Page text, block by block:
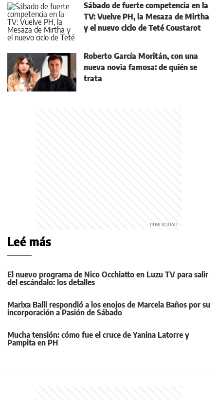
Sábado de fuerte competencia en la
TV: Vuelve PH, la Mesaza de Mirtha
y el nuevo ciclo de Teté Coustarot
Roberto García Moritán, con una
nueva novia famosa: de quién se
trata
Leé más
El nuevo programa de Nico Occhiatto en Luzu TV para salir
del escándalo: los detalles
Marixa Balli respondió a los enojos de Marcela Baños por su
incorporación a Pasión de Sábado
Mucha tensión: cómo fue el cruce de Yanina Latorre y
Pampita en PH